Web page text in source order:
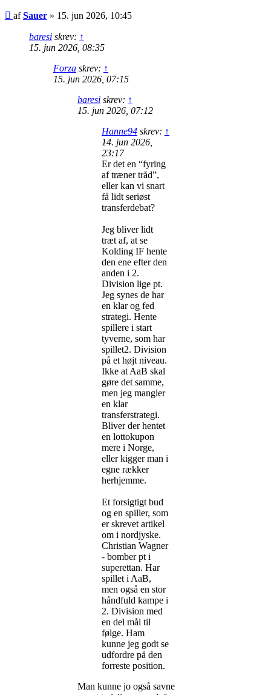
Indlæg
afSauer » 15. jun 2026, 10:45
baresi skrev: ↑
15. jun 2026, 08:35
Forza skrev: ↑
15. jun 2026, 07:15
baresi skrev: ↑
15. jun 2026, 07:12
Hanne94 skrev: ↑
14. jun 2026,
23:17
Er det en “fyring
af træner tråd”,
eller kan vi snart
få lidt seriøst
transferdebat?
Jeg bliver lidt
træt af, at se
Kolding IF hente
den ene efter den
anden i 2.
Division lige pt.
Jeg synes de har
en klar og fed
strategi. Hente
spillere i start
tyverne, som har
spillet2. Division
på et højt niveau.
Ikke at AaB skal
gøre det samme,
men jeg mangler
en klar
transferstrategi.
Bliver der hentet
en lottokupon
mere i Norge,
eller kigger man i
egne rækker
herhjemme.
Et forsigtigt bud
og en spiller, som
er skrevet artikel
om i nordjyske.
Christian Wagner
- bomber pt i
superettan. Har
spillet i AaB,
men også en stor
håndfuld kampe i
2. Division med
en del mål til
følge. Ham
kunne jeg godt se
udfordre på den
forreste position.
Man kunne jo også savne